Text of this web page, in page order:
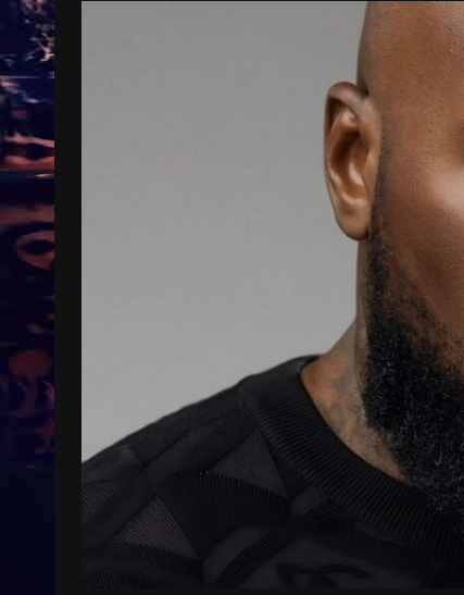
Treinkaartjes worden duurder,
abonnementen verdwijnen